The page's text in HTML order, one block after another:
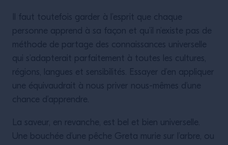
Il faut toutefois garder à l’esprit que chaque
personne apprend à sa façon et qu’il n’existe pas de
méthode de partage des connaissances universelle
qui s’adapterait parfaitement à toutes les cultures,
régions, langues et sensibilités. Essayer d’en appliquer
une équivaudrait à nous priver nous-mêmes d’une
chance d’apprendre.
La saveur, en revanche, est bel et bien universelle.
Une bouchée d’une pêche Greta murie sur l’arbre, ou